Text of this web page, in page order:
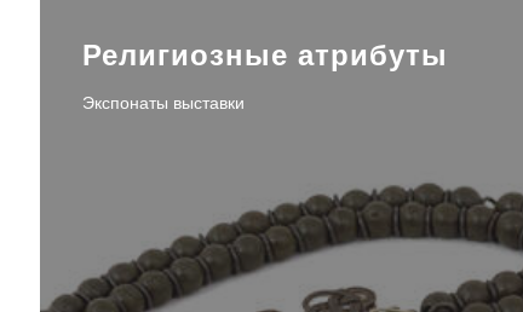
Религиозные атрибуты
Экспонаты выставки